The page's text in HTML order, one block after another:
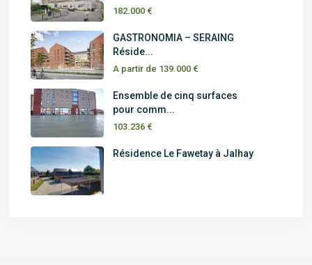
182.000 €
GASTRONOMIA – SERAING
Réside...
A partir de 139.000 €
Ensemble de cinq surfaces
pour comm...
103.236 €
Résidence Le Fawetay à Jalhay